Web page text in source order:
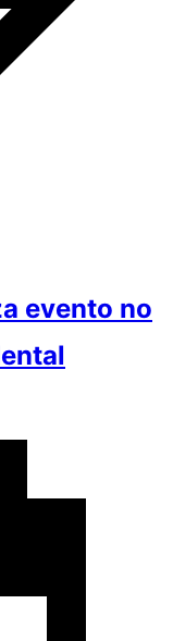
evento no